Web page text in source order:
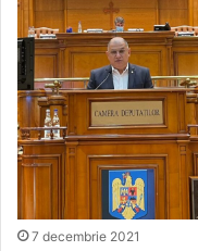
7 decembrie 2021